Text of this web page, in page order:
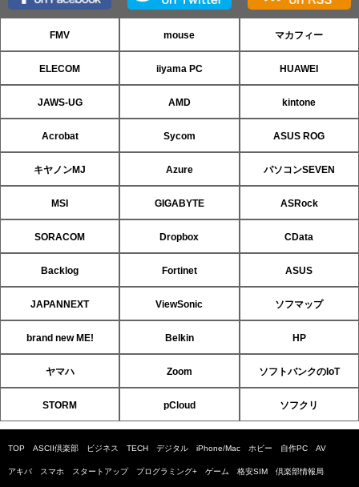
FMV mouse マカフィー
ELECOM iiyama PC HUAWEI
JAWS-UG AMD kintone
Acrobat Sycom ASUS ROG
キヤノンMJ Azure パソコンSEVEN
MSI GIGABYTE ASRock
SORACOM Dropbox CData
Backlog Fortinet ASUS
JAPANNEXT ViewSonic ソフマップ
brand new ME! Belkin HP
ヤマハ Zoom ソフトバンクのIoT
STORM pCloud ソフクリ
TOP ASCII倶楽部 ビジネス TECH デジタル iPhone/Mac ホビー 自作PC AV
アキバ スマホ スタートアップ プログラミング+ ゲーム 格安SIM 倶楽部情報局